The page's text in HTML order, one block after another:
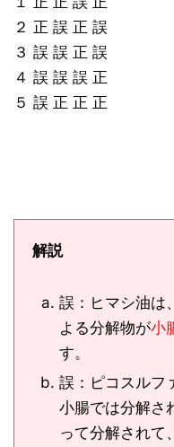
２ 正 誤 正 誤
３ 誤 誤 正 誤
４ 誤 誤 誤 正
５ 誤 正 正 正
解説
誤：ヒマシ油は
よる分解物が小
す。
誤：ピコスルフ
小腸では分解さ
って分解されて、